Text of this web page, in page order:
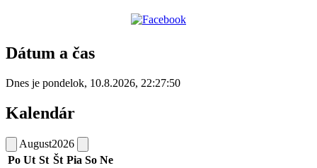
Dátum a čas
Dnes je pondelok, 10.8.2026, 22:27:50
Kalendár
August2026
Po Ut St Št Pia So Ne